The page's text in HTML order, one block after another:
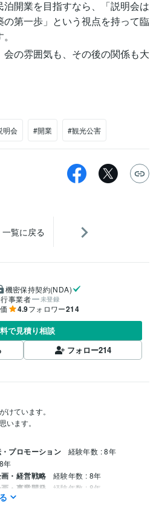
泊開業を目指すなら、「説明会は
第一歩」という視点を持って臨
の雰囲気も、その後の関係も大
明会 #開業 #観光公害
一覧に戻る
機密保持契約(NDA)
事業者
未登録
4.9フォロワー214
で見積り相談
フォロー214
けています。
います。
プロモーション 経験年数 : 8年
年
・経営戦略 経験年数 : 8年
・事業開発 経験年数 : 8年
（一般事務）